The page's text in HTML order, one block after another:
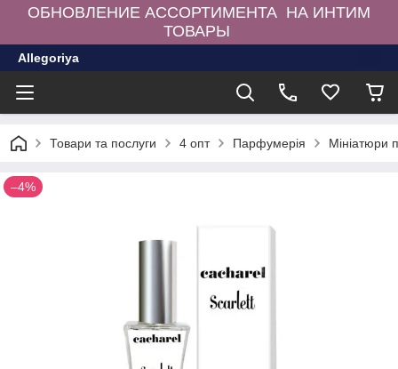
ОБНОВЛЕНИЕ АССОРТИМЕНТА НА ИНТИМ
ТОВАРЫ
Allegoriya
Товари та послуги 4 опт Парфумерія Мініатюри
–4%